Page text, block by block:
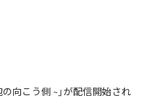
の向こう側 ~」が配信開始され